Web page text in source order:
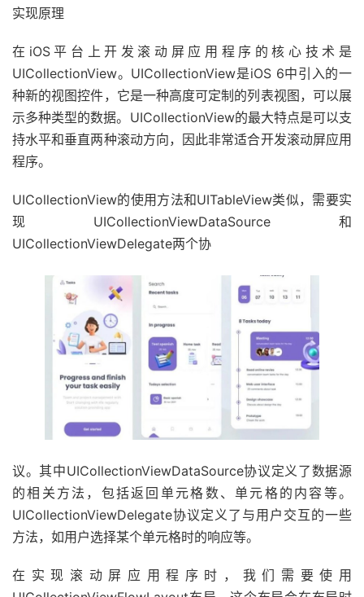
实现原理
在iOS平台上开发滚动屏应用程序的核心技术是
UICollectionView。UICollectionView是iOS 6中引入的一
种新的视图控件，它是一种高度可定制的列表视图，可以展
示多种类型的数据。UICollectionView的最大特点是可以支
持水平和垂直两种滚动方向，因此非常适合开发滚动屏应用
程序。
UICollectionView的使用方法和UITableView类似，需要实
现UICollectionViewDataSource和
UICollectionViewDelegate两个协
议。其中UICollectionViewDataSource协议定义了数据源
的相关方法，包括返回单元格数、单元格的内容等。
UICollectionViewDelegate协议定义了与用户交互的一些
方法，如用户选择某个单元格时的响应等。
在实现滚动屏应用程序时，我们需要使用